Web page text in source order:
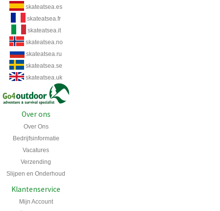
skateatsea.es
skateatsea.fr
skateatsea.it
skateatsea.no
skateatsea.ru
skateatsea.se
skateatsea.uk
Over ons
Over Ons
Bedrijfsinformatie
Vacatures
Verzending
Slijpen en Onderhoud
Klantenservice
Mijn Account